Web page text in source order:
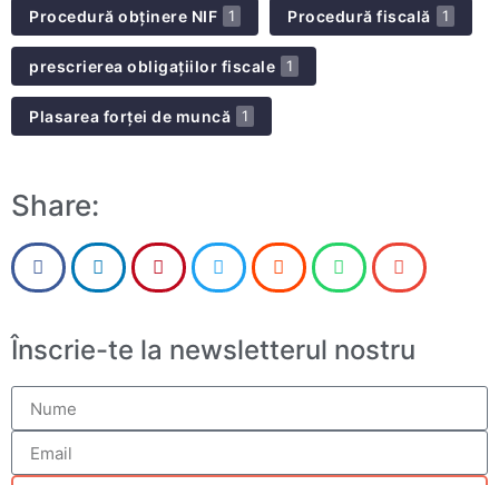
Procedură obținere NIF 1 Procedură fiscală 1
prescrierea obligațiilor fiscale 1
Plasarea forței de muncă 1
Share:
Înscrie-te la newsletterul nostru